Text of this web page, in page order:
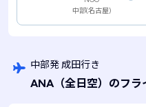
中部(名古屋)
中部発 成田行き
ANA（全日空） のフラ